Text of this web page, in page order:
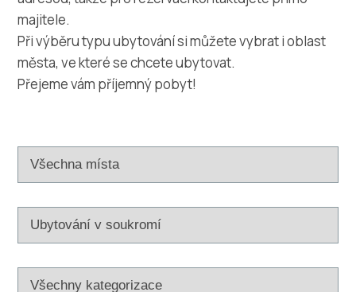
Prozkoumej
Destinace
Info
Safe in Dalmatia
majitele.
Při výběru typu ubytování si můžete vybrat i oblast
města, ve které se chcete ubytovat.
Přejeme vám příjemný pobyt!